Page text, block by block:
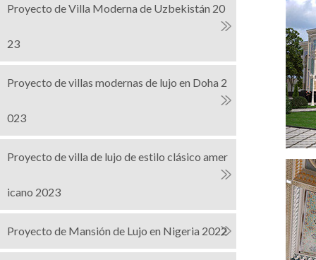
Proyecto de Villa Moderna de Uzbekistán 20
23
Proyecto de villas modernas de lujo en Doha 2
023
Proyecto de villa de lujo de estilo clásico amer
icano 2023
Proyecto de Mansión de Lujo en Nigeria 2022